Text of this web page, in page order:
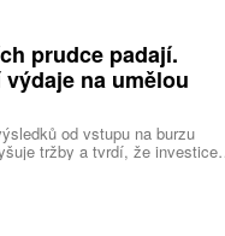
prudce padají.
na umělou
od vstupu na burzu
tržby a tvrdí, že investice
rychleji než dříve, investoři ale
dlouhodobě udržitelné.